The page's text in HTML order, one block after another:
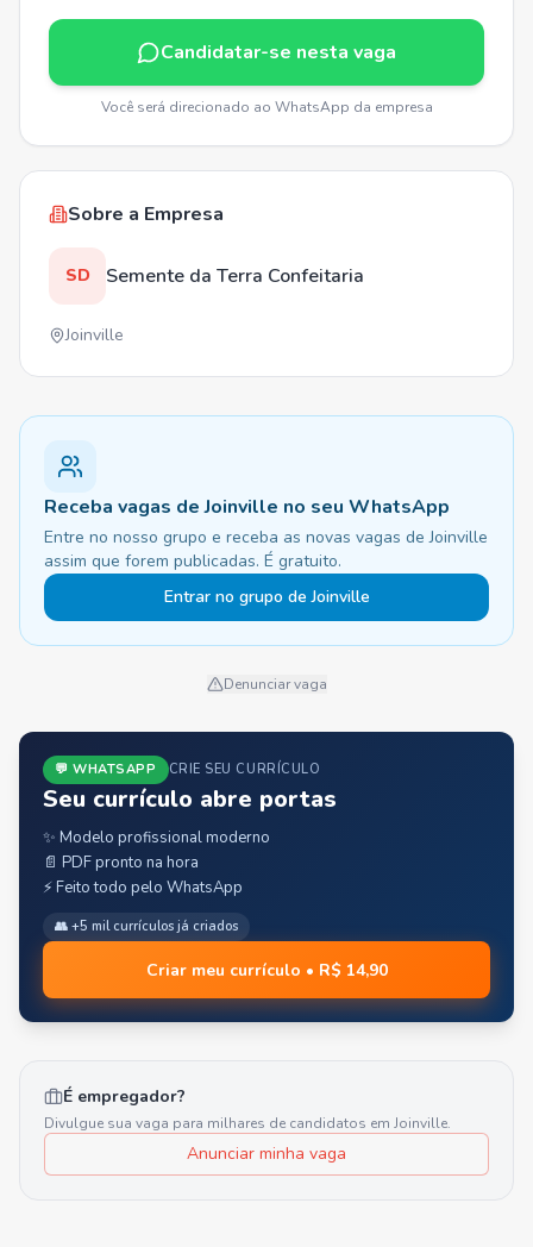
Candidatar-se nesta vaga
Você será direcionado ao WhatsApp da empresa
Sobre a Empresa
SD Semente da Terra Confeitaria
Joinville
Receba vagas de Joinville no seu WhatsApp
Entre no nosso grupo e receba as novas vagas de Joinville
assim que forem publicadas. É gratuito.
Entrar no grupo de Joinville
Denunciar vaga
💬 WHATSAPP CRIE SEU CURRÍCULO
Seu currículo abre portas
✨ Modelo profissional moderno
📄 PDF pronto na hora
⚡ Feito todo pelo WhatsApp
👥 +5 mil currículos já criados
Criar meu currículo • R$ 14,90
É empregador?
Divulgue sua vaga para milhares de candidatos em Joinville.
Anunciar minha vaga